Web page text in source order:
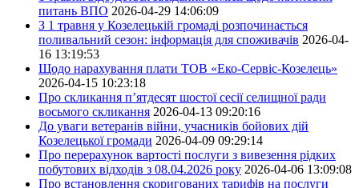
питань ВПО 2026-04-29 14:06:09
З 1 травня у Козелецькій громаді розпочинається
поливальний сезон: інформація для споживачів 2026-04-
16 13:19:53
Щодо нарахування плати ТОВ «Еко-Сервіс-Козелець»
2026-04-15 10:23:18
Про скликання п’ятдесят шостої сесії селищної ради
восьмого скликання 2026-04-13 09:20:16
До уваги ветеранів війни, учасників бойових дій
Козелецької громади 2026-04-09 09:29:14
Про перерахунок вартості послуги з вивезення рідких
побутових відходів з 08.04.2026 року 2026-04-06 13:09:08
Про встановлення скоригованих тарифів на послуги